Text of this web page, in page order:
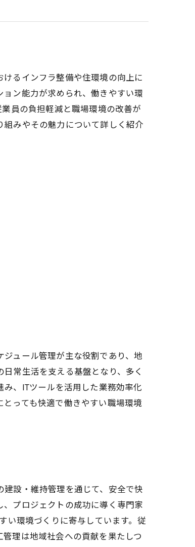
るインフラ整備や住環境の向上に
ン能力が求められ、働きやすい環
員の負担軽減と職場環境の改善が
みやその魅力について詳しく紹介
ュール管理が主な役割であり、地
常生活を支える基盤となり、多く
、ITツールを活用した業務効率化
っても快適で働きやすい職場環境
設・維持管理を通じて、安全で快
プロジェクトの成功に導く専門家
い環境づくりに寄与しています。従
理は地域社会への貢献を果たしつ